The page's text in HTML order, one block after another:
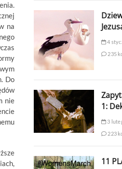
na
Do
nie
4
235
1:
3
223
11